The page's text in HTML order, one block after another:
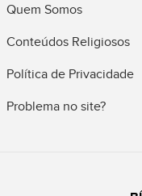
Quem Somos
Conteúdos Religiosos
Política de Privacidade
Problema no site?